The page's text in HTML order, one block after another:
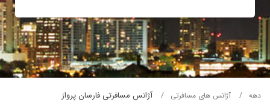
دهه آژانس های مسافرتی آژانس مسافرتی فارسان پرواز